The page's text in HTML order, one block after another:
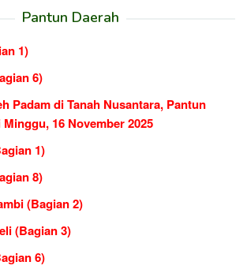
Pantun Daerah
1)
6)
Padam di Tanah Nusantara, Pantun
16 November 2025
1)
8)
(Bagian 2)
(Bagian 3)
6)